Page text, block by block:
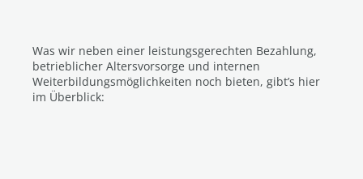
Was wir neben einer leistungsgerechten Bezahlung,
betrieblicher Altersvorsorge und internen
Weiterbildungsmöglichkeiten noch bieten, gibt’s hier
im Überblick: